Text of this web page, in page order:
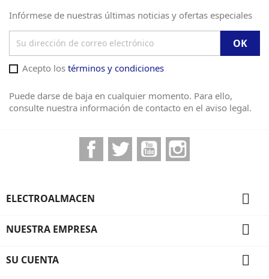
Infórmese de nuestras últimas noticias y ofertas especiales
Acepto los términos y condiciones
Puede darse de baja en cualquier momento. Para ello,
consulte nuestra información de contacto en el aviso legal.
FacebookTwitter YouTube
ELECTROALMACEN 
NUESTRA EMPRESA 
SU CUENTA 